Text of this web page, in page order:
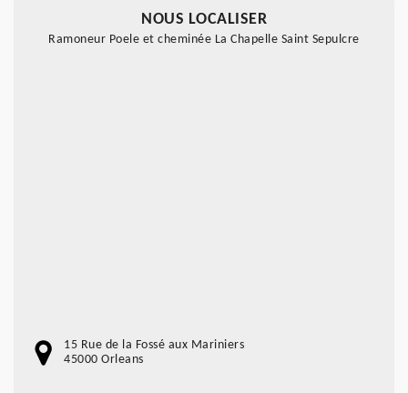
NOUS LOCALISER
Ramoneur Poele et cheminée La Chapelle Saint Sepulcre
15 Rue de la Fossé aux Mariniers
45000 Orleans